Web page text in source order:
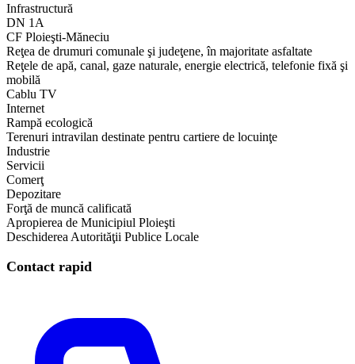
Infrastructură
DN 1A
CF Ploieşti-Măneciu
Reţea de drumuri comunale şi judeţene, în majoritate asfaltate
Reţele de apă, canal, gaze naturale, energie electrică, telefonie fixă şi
mobilă
Cablu TV
Internet
Rampă ecologică
Terenuri intravilan destinate pentru cartiere de locuinţe
Industrie
Servicii
Comerţ
Depozitare
Forţă de muncă calificată
Apropierea de Municipiul Ploieşti
Deschiderea Autorităţii Publice Locale
Contact rapid